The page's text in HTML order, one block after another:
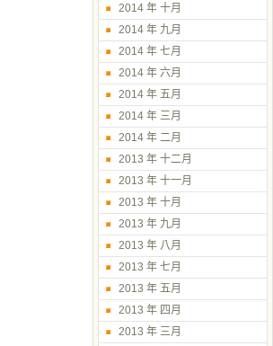
2014 年 十月
2014 年 九月
2014 年 七月
2014 年 六月
2014 年 五月
2014 年 三月
2014 年 二月
2013 年 十二月
2013 年 十一月
2013 年 十月
2013 年 九月
2013 年 八月
2013 年 七月
2013 年 五月
2013 年 四月
2013 年 三月